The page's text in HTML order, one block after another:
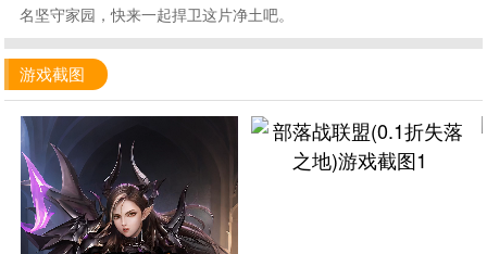
名坚守家园，快来一起捍卫这片净土吧。
游戏截图